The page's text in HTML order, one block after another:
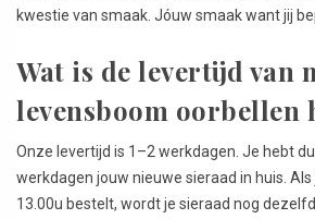
kwestie van smaak. Jóuw smaak want jij
Wat is de levertijd van
levensboom oorbellen
Onze levertijd is 1–2 werkdagen. Je hebt
werkdagen jouw nieuwe sieraad in huis.
13.00u bestelt, wordt je sieraad nog